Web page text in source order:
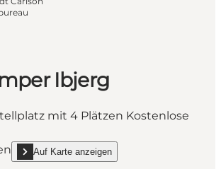
Ibjerg
mit 4 Plätzen Kostenlose
"AutoCamper Ibjerg"
Auf Karte anzeigen
show AutoCamper Ibjerg on_map